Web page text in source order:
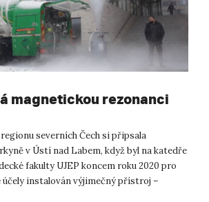
magnetickou rezonanci
severních Čech si připsala
v Ústí nad Labem, když byl na katedře
fakulty UJEP koncem roku 2020 pro
účely instalován výjimečný přístroj –